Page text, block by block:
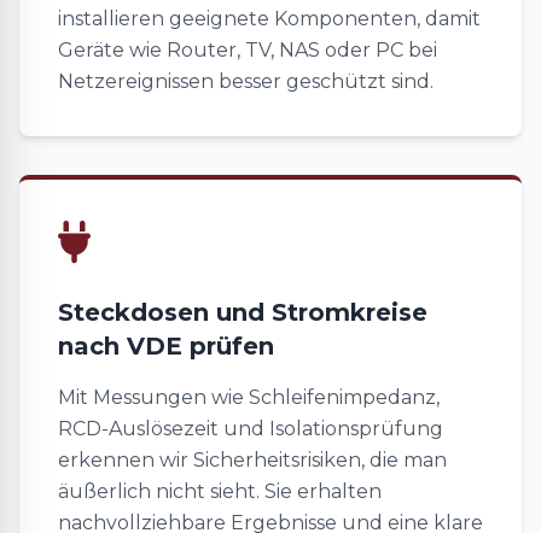
installieren geeignete Komponenten, damit
Geräte wie Router, TV, NAS oder PC bei
Netzereignissen besser geschützt sind.
Steckdosen und Stromkreise
nach VDE prüfen
Mit Messungen wie Schleifenimpedanz,
RCD-Auslösezeit und Isolationsprüfung
erkennen wir Sicherheitsrisiken, die man
äußerlich nicht sieht. Sie erhalten
nachvollziehbare Ergebnisse und eine klare